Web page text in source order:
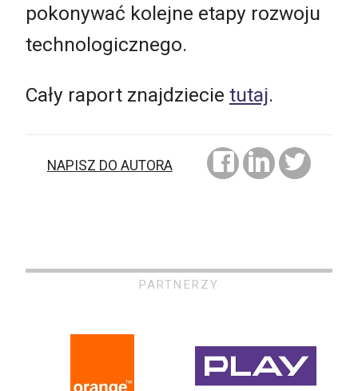
pokonywać kolejne etapy rozwoju
technologicznego.
Cały raport znajdziecie tutaj.
NAPISZ DO AUTORA
PARTNERZY